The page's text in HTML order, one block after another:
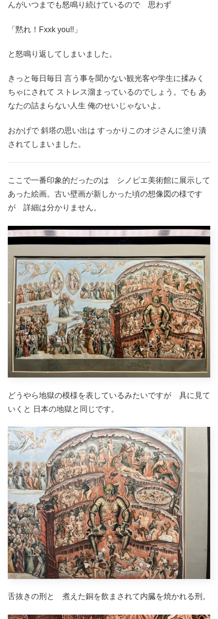
んがいつまでも怒鳴り続けているので 思わず
「黙れ！Fxxk you!!」
と怒鳴り返してしまいました。
きっと毎日毎日 言う事を聞かない観光客や学生に揉みく
ちゃにされて ストレス溜まっているのでしょう。でも あ
なたの詰まらない人生 俺のせいじゃないよ。
おかげで 斜塔の思い出は すっかりこのオジさんに塗り潰
されてしまいました。
ここで一番印象的だったのは シノピエ美術館に展示して
あった絵画。古い壁画が新しかった頃の想像図の様です
が 詳細は分かりません。
どうやら地獄の模様を表しているみたいですが 具に見て
いくと 日本の地獄と同じです。
舌抜きの刑と 煮えた銅を飲まされて内臓を焼かれる刑。